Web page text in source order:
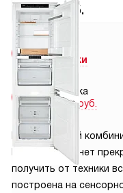
159 900руб.
Условия
доставки
Установка
от 5900 руб.
Встраиваемый
RFN31842i станет
получить от техники
построена на